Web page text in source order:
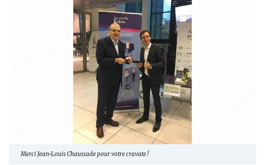
Merci Jean-Louis Chaussade pour votre cravate !